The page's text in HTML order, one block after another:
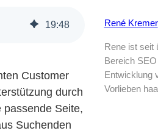
19:48
Customer
durch
passende Seite,
Suchenden
René Kremer
Rene ist seit
Bereich
Entwicklung
Vorlieben